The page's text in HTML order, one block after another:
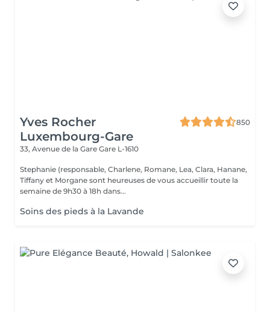
Yves Rocher
Luxembourg-Gare
850
33, Avenue de la Gare Gare L-1610
Stephanie (responsable, Charlene, Romane, Lea, Clara, Hanane,
Tiffany et Morgane sont heureuses de vous accueillir toute la
semaine de 9h30 à 18h dans...
Soins des pieds à la Lavande